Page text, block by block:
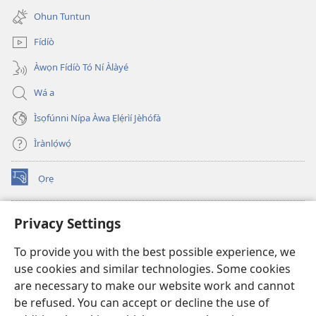
Privacy Settings
To provide you with the best possible experience, we
use cookies and similar technologies. Some cookies
are necessary to make our website work and cannot
be refused. You can accept or decline the use of
new
window)
Ohun Tuntun
Fídíò
Àwọn Fídíò Tó Ní Àlàyé
Wá a
Ìsọfúnni Nípa Àwa Ẹlẹ́rìí Jèhófà
Ìrànlọ́wọ́
Ọrẹ
(opens
new
ÀKÁ ÌWÉ ORÍ ÍŃTÁNẸ́Ẹ̀TÌ TI Watchtower™
(opens
window)JW Hub
(opens
new
window)JW Library
Watchtower Library ®